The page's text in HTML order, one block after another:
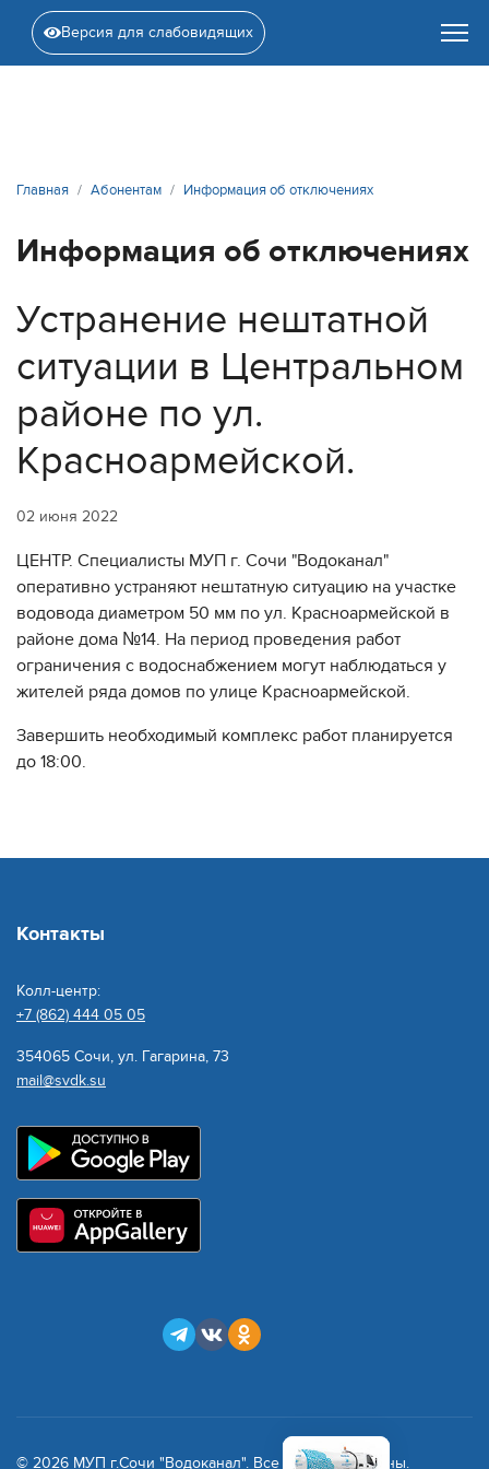
Версия для слабовидящих
Главная Абонентам Информация об отключениях
Информация об отключениях
Устранение нештатной
ситуации в Центральном
районе по ул.
Красноармейской.
02 июня 2022
ЦЕНТР. Специалисты МУП г. Сочи "Водоканал"
оперативно устраняют нештатную ситуацию на участке
водовода диаметром 50 мм по ул. Красноармейской в
районе дома №14. На период проведения работ
ограничения с водоснабжением могут наблюдаться у
жителей ряда домов по улице Красноармейской.
Завершить необходимый комплекс работ планируется
до 18:00.
Контакты
Колл-центр:
+7 (862) 444 05 05
354065 Сочи, ул. Гагарина, 73
mail@svdk.su
© 2026 МУП г.Сочи "Водоканал". Все права защищены.